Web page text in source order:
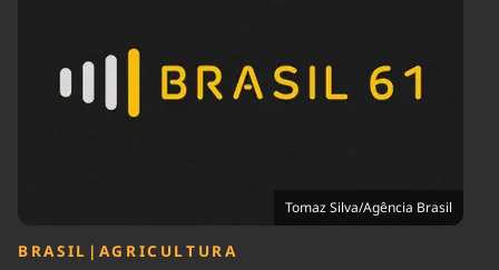
Tecnologia
Cinema
Infraestrutura
Internacional
Tomaz Silva/Agência Brasil
BRASIL | AGRICULTURA